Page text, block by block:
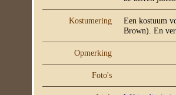
Kostumering
Een kostuum
Brown). En
Opmerking
Foto's